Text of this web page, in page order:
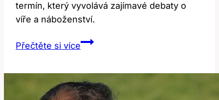
termín, který vyvolává zajímavé debaty o
víře a náboženství.
Přečtěte si víceAgnostic:
slovo
znamená